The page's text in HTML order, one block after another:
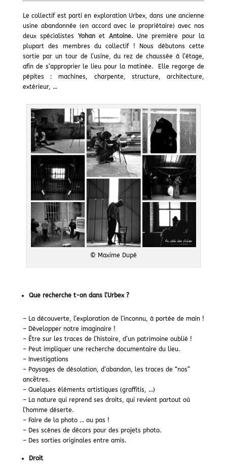
Le collectif est parti en exploration Urbex, dans une ancienne
usine abandonnée (en accord avec le propriétaire) avec nos
deux spécialistes Yohanet Antoine. Une première pour la
plupart des membres du collectif ! Nous débutons cette
sortie par un tour de l’usine, du rez de chaussée à l’étage,
afin de s’approprier le lieu pour la matinée. Elle regorge de
pépites : machines, charpente, structure, architecture,
extérieur, …
© Maxime Dupé
Que recherche t-on dans l’Urbex ?
– La découverte, l’exploration de l’inconnu, à portée de main !
– Développer notre imaginaire !
– Être sur les traces de l’histoire, d’un patrimoine oublié !
– Peut impliquer une recherche documentaire du lieu.
– Investigations
– Paysages de désolation, d’abandon, les traces de “nos”
ancêtres.
– Quelques éléments artistiques (graffitis, …)
– La nature qui reprend ses droits, qui revient partout où
l’homme déserte.
– Faire de la photo … ou pas !
– Des scènes de décors pour des projets photo.
– Des sorties originales entre amis.
Droit